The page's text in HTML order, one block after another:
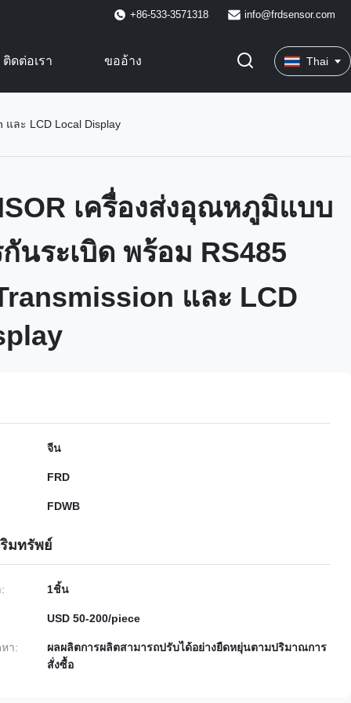
+86-533-3571318 info@frdsensor.com
ติดต่อเรา ขออ้าง Thai
ละ LCD Local Display
เครื่องส่งอุณหภูมิแบบ
นระเบิด พร้อม RS485
และ LCD
จีน
FRD
FDWB
มทรัพย์
1ชิ้น
USD 50-200/piece
า:
ผลผลิตการผลิตสามารถปรับได้อย่างยืดหยุ่นตามปริมาณการ
สั่งซื้อ